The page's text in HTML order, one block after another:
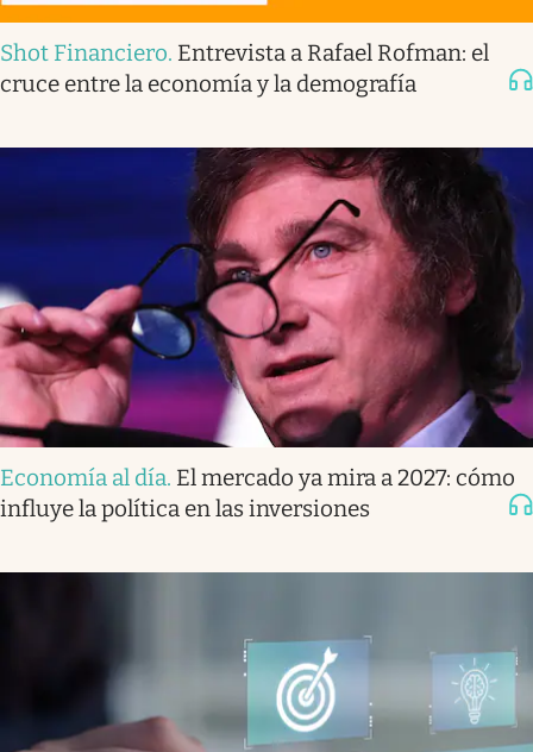
Shot Financiero. Entrevista a Rafael Rofman: el
cruce entre la economía y la demografía
Economía al día. El mercado ya mira a 2027: cómo
influye la política en las inversiones